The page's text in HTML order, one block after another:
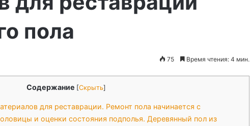
пола
75 Время чтения: 4 мин.
Содержание [Скрыть]
для реставрации. Ремонт пола начинается с
и оценки состояния подполья. Деревянный пол из
для начинающих:
класс по созданию